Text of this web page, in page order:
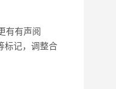
有有声阅
标记，调整合